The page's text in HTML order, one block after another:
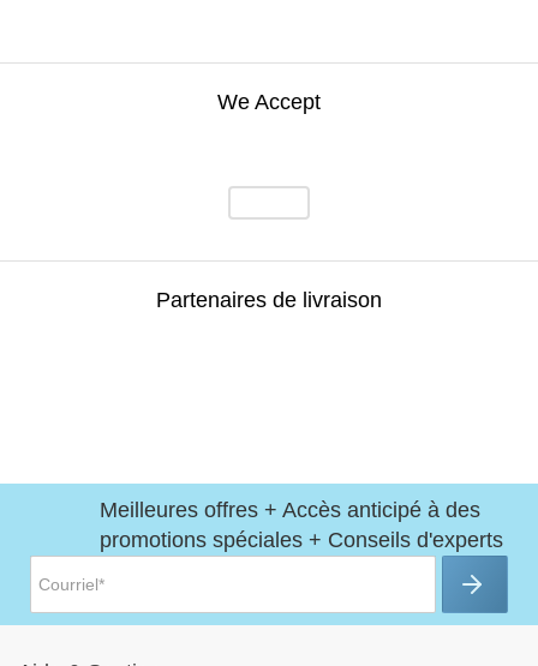
We Accept
Partenaires de livraison
Meilleures offres + Accès anticipé à des
promotions spéciales + Conseils d'experts